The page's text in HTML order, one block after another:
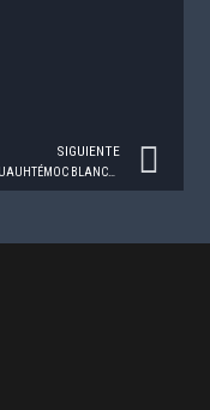
SIGUIENTE
ENCUESTA: CUAUHTÉMOC BLANCO – ABRIL 2025